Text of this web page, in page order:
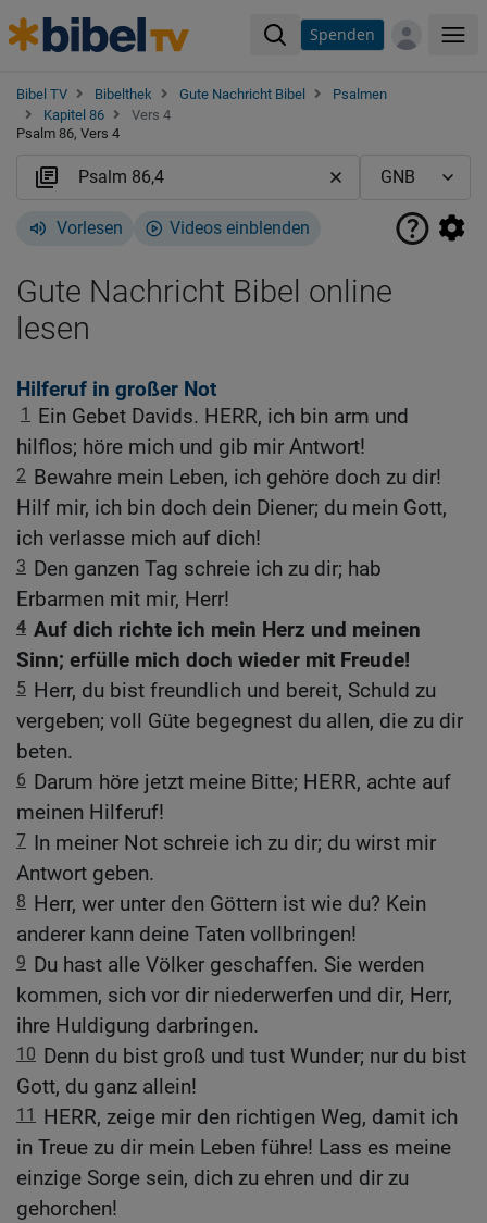
Spenden
Bibel TV Bibelthek Gute Nachricht Bibel
Psalmen
Kapitel 86
Vers 4
Psalm 86, Vers 4
Vorlesen Videos einblenden
Gute Nachricht Bibel online
lesen
Hilferuf in großer Not
1
Ein Gebet Davids. HERR, ich bin arm und
hilflos; höre mich und gib mir Antwort!
2 Bewahre mein Leben, ich gehöre doch zu dir!
Hilf mir, ich bin doch dein Diener; du mein Gott,
ich verlasse mich auf dich!
3 Den ganzen Tag schreie ich zu dir; hab
Erbarmen mit mir, Herr!
4 Auf dich richte ich mein Herz und meinen
Sinn; erfülle mich doch wieder mit Freude!
5 Herr, du bist freundlich und bereit, Schuld zu
vergeben; voll Güte begegnest du allen, die zu dir
beten.
6 Darum höre jetzt meine Bitte; HERR, achte auf
meinen Hilferuf!
7 In meiner Not schreie ich zu dir; du wirst mir
Antwort geben.
8 Herr, wer unter den Göttern ist wie du? Kein
anderer kann deine Taten vollbringen!
9 Du hast alle Völker geschaffen. Sie werden
kommen, sich vor dir niederwerfen und dir, Herr,
ihre Huldigung darbringen.
10 Denn du bist groß und tust Wunder; nur du bist
Gott, du ganz allein!
11
HERR, zeige mir den richtigen Weg, damit ich
in Treue zu dir mein Leben führe! Lass es meine
einzige Sorge sein, dich zu ehren und dir zu
gehorchen!